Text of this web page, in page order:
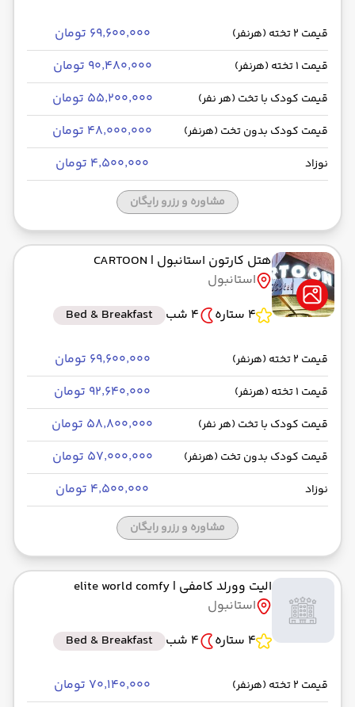
قیمت 2 تخته (هرنفر) ۶۹٬۶۰۰٬۰۰۰ تومان
قیمت 1 تخته (هرنفر) ۹۰٬۴۸۰٬۰۰۰ تومان
قیمت کودک با تخت (هر نفر) ۵۵٬۲۰۰٬۰۰۰ تومان
قیمت کودک بدون تخت (هرنفر) ۴۸٬۰۰۰٬۰۰۰ تومان
نوزاد ۴٬۵۰۰٬۰۰۰ تومان
مشاوره و رزرو رایگان
هتل کارتون استانبول | CARTOON
استانبول
4 ستاره
4 شب Bed & Breakfast
قیمت 2 تخته (هرنفر) ۶۹٬۶۰۰٬۰۰۰ تومان
قیمت 1 تخته (هرنفر) ۹۲٬۶۴۰٬۰۰۰ تومان
قیمت کودک با تخت (هر نفر) ۵۸٬۸۰۰٬۰۰۰ تومان
قیمت کودک بدون تخت (هرنفر) ۵۷٬۰۰۰٬۰۰۰ تومان
نوزاد ۴٬۵۰۰٬۰۰۰ تومان
مشاوره و رزرو رایگان
الیت وورلد کامفی | elite world comfy
استانبول
4 ستاره
4 شب Bed & Breakfast
قیمت 2 تخته (هرنفر) ۷۰٬۱۴۰٬۰۰۰ تومان